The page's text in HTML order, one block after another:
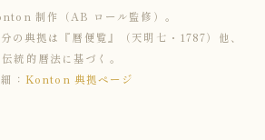
制作（AB ロール監修）。
の典拠は『暦便覧』（天明七・1787）他、
伝統的暦法に基づく。
： Konton 典拠ページ